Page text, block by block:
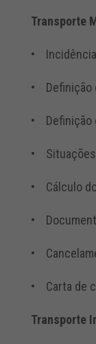
Transporte
•
• Definição
• Definição
• Situações
• Cálculo
•
•
• Carta de
Transporte